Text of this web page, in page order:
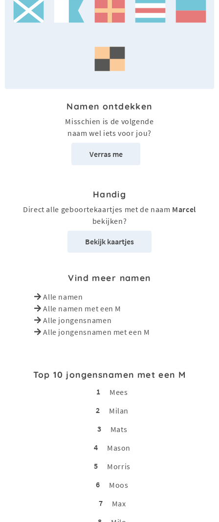
Namen ontdekken
Misschien is de volgende
naam wel iets voor jou?
Verras me
Handig
Direct alle geboortekaartjes met de naam Marcel
bekijken?
Bekijk kaartjes
Vind meer namen
Alle namen
Alle namen met een M
Alle jongensnamen
Alle jongensnamen met een M
Top 10 jongensnamen met een M
1
Mees
2
Milan
3
Mats
4
Mason
5
Morris
6
Moos
7
Max